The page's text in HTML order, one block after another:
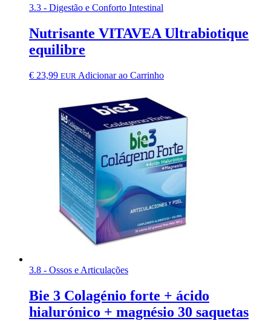
3.3 - Digestão e Conforto Intestinal
Nutrisante VITAVEA Ultrabiotique
equilibre
€ 23,99 EUR Adicionar ao Carrinho
3.8 - Ossos e Articulações
Bie 3 Colagénio forte + ácido
hialurónico + magnésio 30 saquetas